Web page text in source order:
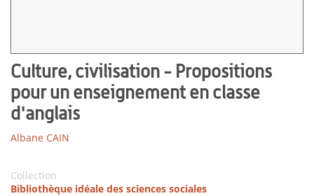
Culture, civilisation - Propositions
pour un enseignement en classe
d'anglais
Albane CAIN
Collection
Bibliothèque idéale des sciences sociales